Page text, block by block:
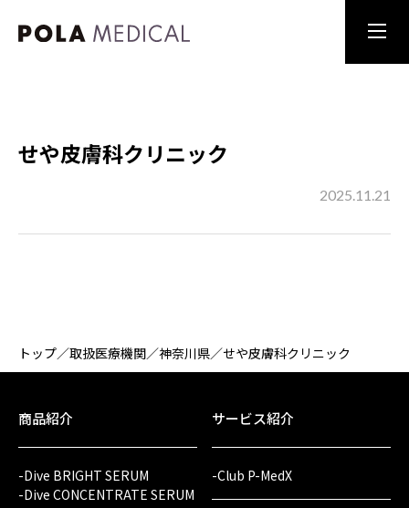
せや皮膚科クリニック
2025.11.21
トップ／取扱医療機関／神奈川県／せや皮膚科クリニック
商品紹介
-Dive BRIGHT SERUM
-Dive CONCENTRATE SERUM
サービス紹介
-Club P-MedX